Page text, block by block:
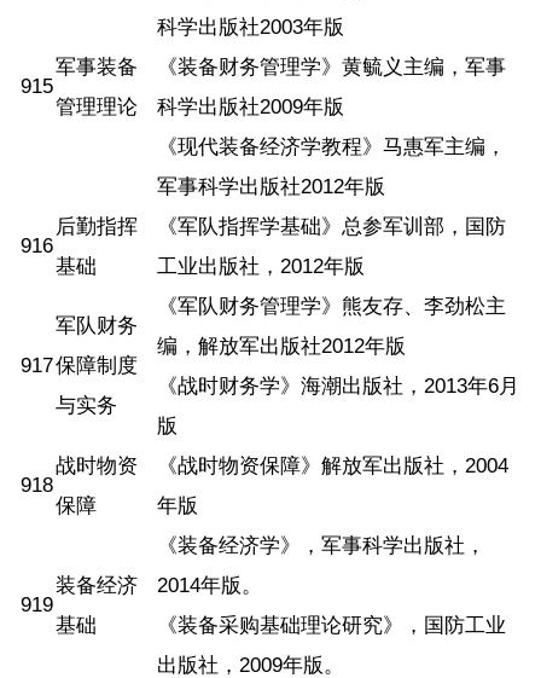
915
军事装备
管理理论
科学出版社2003年版
《装备财务管理学》黄毓义主编，军事
科学出版社2009年版
《现代装备经济学教程》马惠军主编，
军事科学出版社2012年版
916
后勤指挥
基础
《军队指挥学基础》总参军训部，国防
工业出版社，2012年版
917
军队财务
保障制度
与实务
《军队财务管理学》熊友存、李劲松主
编，解放军出版社2012年版
《战时财务学》海潮出版社，2013年6月
版
918
战时物资
保障
《战时物资保障》解放军出版社，2004
年版
919
装备经济
基础
《装备经济学》，军事科学出版社，
2014年版。
《装备采购基础理论研究》，国防工业
出版社，2009年版。